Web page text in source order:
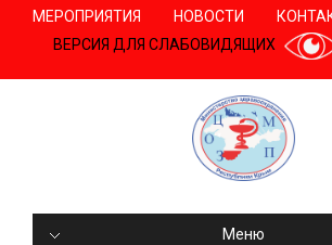
МЕРОПРИЯТИЯ НОВОСТИ
ВЕРСИЯ ДЛЯ СЛАБОВИДЯЩИХ
Меню